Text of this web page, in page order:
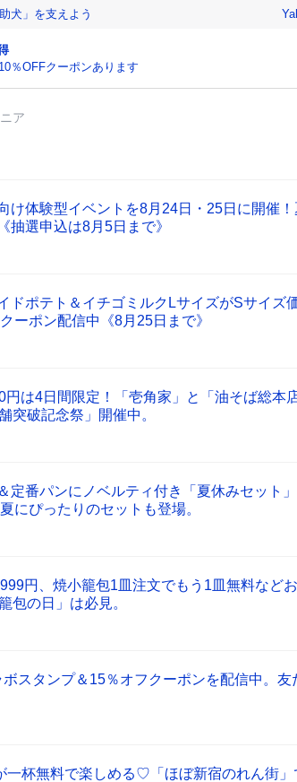
犬」を支えよう
％OFFクーポンあります
ア
け体験型イベントを8月24日・25日に開催
抽選申込は8月5日まで》
ドポテト＆イチゴミルクLサイズがSサイズ
ーポン配信中《8月25日まで》
は4日間限定！「壱角家」と「油そば総本店
突破記念祭」開催中。
定番パンにノベルティ付き「夏休みセット
にぴったりのセットも登場。
円、焼小籠包1皿注文でもう1皿無料など
包の日」は必見。
スタンプ＆15％オフクーポンを配信中。友
一杯無料で楽しめる♡「ほぼ新宿のれん街」